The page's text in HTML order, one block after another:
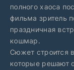
полного хаоса
фильма зритель
праздничная
кошмар.
Сюжет строится
которые решают